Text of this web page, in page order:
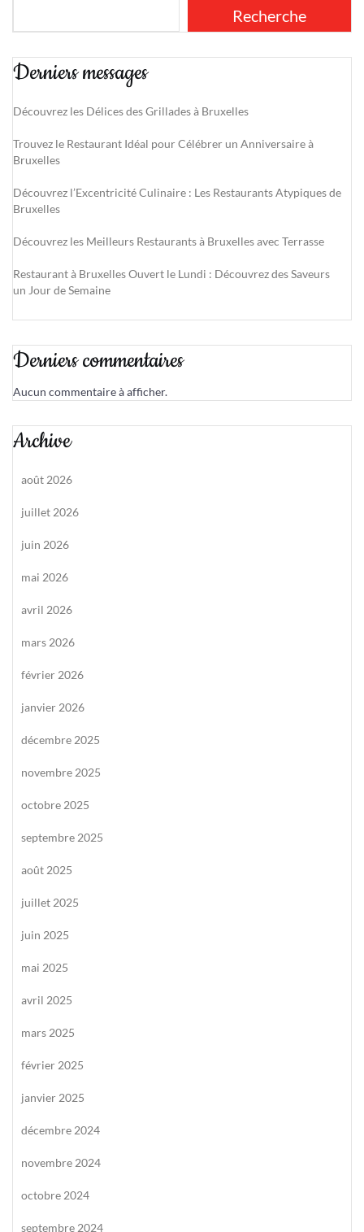
Recherche
Derniers messages
Découvrez les Délices des Grillades à Bruxelles
Trouvez le Restaurant Idéal pour Célébrer un Anniversaire à
Bruxelles
Découvrez l’Excentricité Culinaire : Les Restaurants Atypiques de
Bruxelles
Découvrez les Meilleurs Restaurants à Bruxelles avec Terrasse
Restaurant à Bruxelles Ouvert le Lundi : Découvrez des Saveurs
un Jour de Semaine
Derniers commentaires
Aucun commentaire à afficher.
Archive
août 2026
juillet 2026
juin 2026
mai 2026
avril 2026
mars 2026
février 2026
janvier 2026
décembre 2025
novembre 2025
octobre 2025
septembre 2025
août 2025
juillet 2025
juin 2025
mai 2025
avril 2025
mars 2025
février 2025
janvier 2025
décembre 2024
novembre 2024
octobre 2024
septembre 2024